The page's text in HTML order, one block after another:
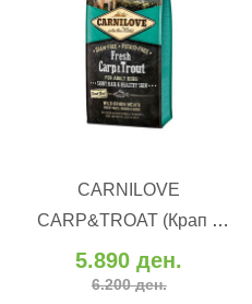
CARNILOVE
CARP&TROAT (Крап и
пастрмка)( 12 kg)
5.890 ден.
6.200 ден.
Додај во желби
Додај за споредба